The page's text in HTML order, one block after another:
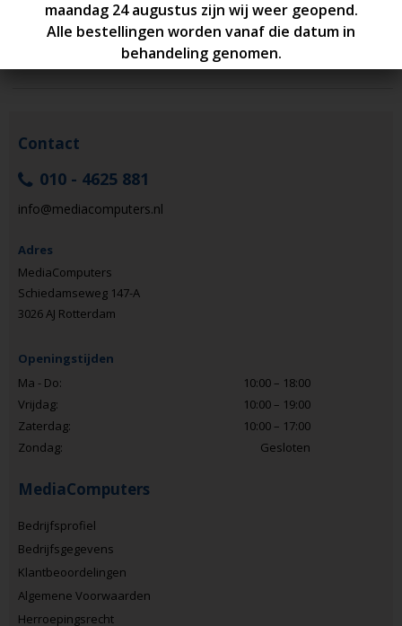
Connector
5.5mm x 2.5mm
Garantie
1 Jaar
Nieuw
Contact
010 - 4625 881
info@mediacomputers.nl
Adres
MediaComputers
Schiedamseweg 147-A
3026 AJ Rotterdam
Openingstijden
Ma - Do:
10:00 – 18:00
Vrijdag:
10:00 – 19:00
Zaterdag:
10:00 – 17:00
Zondag:
Gesloten
MediaComputers
Bedrijfsprofiel
Bedrijfsgegevens
Klantbeoordelingen
Algemene Voorwaarden
Herroepingsrecht